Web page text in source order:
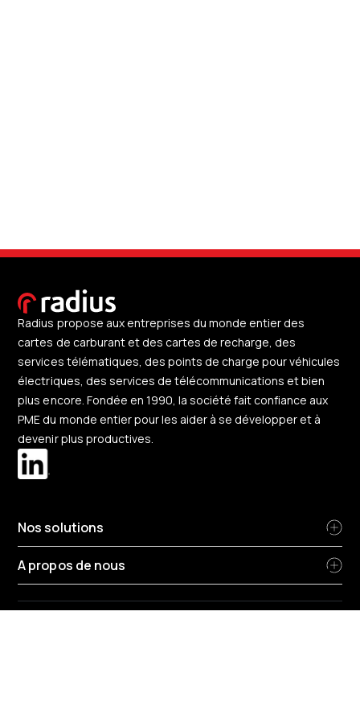
Radius propose aux entreprises du monde entier des
cartes de carburant et des cartes de recharge, des
services télématiques, des points de charge pour véhicules
électriques, des services de télécommunications et bien
plus encore. Fondée en 1990, la société fait confiance aux
PME du monde entier pour les aider à se développer et à
devenir plus productives.
Nos solutions
A propos de nous